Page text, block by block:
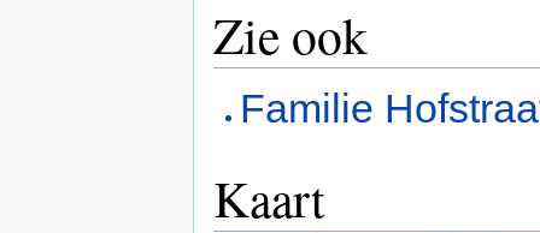
Zie ook
Familie
Kaart